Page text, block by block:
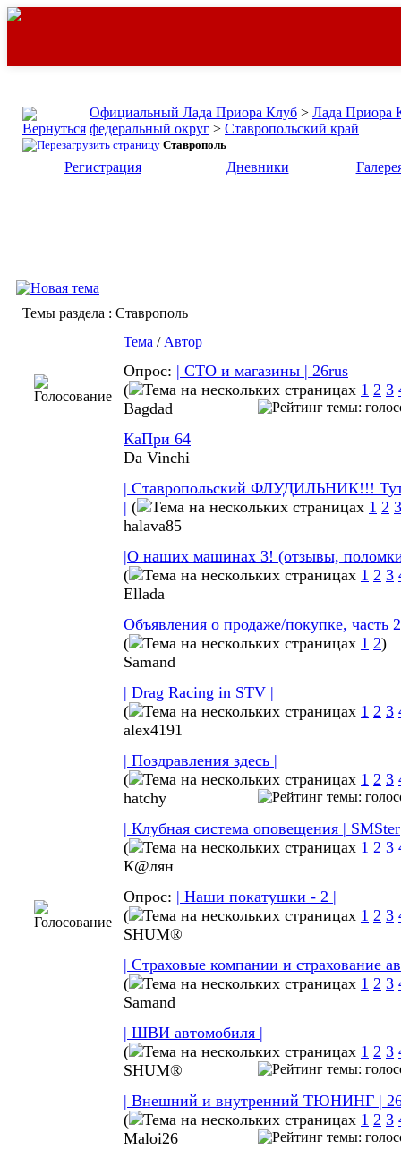
Официальный Лада Приора Клуб > Лада Приора
федеральный округ > Ставропольский край
Ставрополь
Регистрация Дневники
Темы раздела : Ставрополь
Тема / Автор
Опрос: | СТО и магазины | 26rus
(
1 2 3
Bagdad
КаПри 64
Da Vinchi
| Ставропольский ФЛУДИЛЬНИК!!!
| ( 1 2 3
halava85
|О наших машинах 3! (отзывы,
(
1 2 3
Ellada
Объявления о продаже/покупке, часть 2
(
1 2)
Samand
| Drag Racing in STV |
(
1 2 3
alex4191
| Поздравления здесь |
(
1 2 3
hatchy
| Клубная система оповещения | SMSter
(
1 2 3
К@лян
Опрос: | Наши покатушки - 2 |
(
1 2 3
SHUM®
| Страховые компании и страхование
(
1 2 3
Samand
| ШВИ автомобиля |
(
1 2 3
SHUM®
| Внешний и внутренний ТЮНИНГ |
(
1 2 3
Maloi26